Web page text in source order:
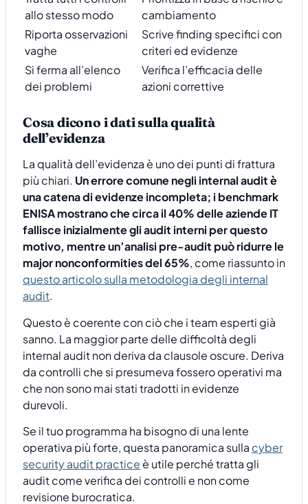
allo stesso modo
cambiamento
Riporta osservazioni
vaghe
Scrive finding specifici con
criteri ed evidenze
Si ferma all’elenco
dei problemi
Verifica l’efficacia delle
azioni correttive
Cosa dicono i dati sulla qualità
dell’evidenza
La qualità dell’evidenza è uno dei punti di frattura
più chiari. Un errore comune negli internal audit è
una catena di evidenze incompleta; i benchmark
ENISA mostrano che circa il 40% delle aziende IT
fallisce inizialmente gli audit interni per questo
motivo, mentre un’analisi pre-audit può ridurre le
major nonconformities del 65%, come riassunto in
questo articolo sulla metodologia degli internal
audit.
Questo è coerente con ciò che i team esperti già
sanno. La maggior parte delle difficoltà degli
internal audit non deriva da clausole oscure. Deriva
da controlli che si presumeva fossero operativi ma
che non sono mai stati tradotti in evidenze
durevoli.
Se il tuo programma ha bisogno di una lente
operativa più forte, questa panoramica sulla cyber
security audit practice è utile perché tratta gli
audit come verifica dei controlli e non come
revisione burocratica.